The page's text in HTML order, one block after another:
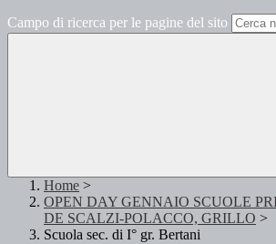
Campo di ricerca per le pagine del sito
Home >
OPEN DAY GENNAIO SCUOLE
DE SCALZI-POLACCO, GRILLO >
Scuola sec. di I° gr. Bertani